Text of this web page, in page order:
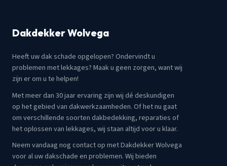
Dakdekker Wolvega
Heeft uw dak schade opgelopen? Ondervindt u
problemen met lekkages? Maak u geen zorgen, want wij
zijn er om u te helpen!
Met meer dan 30 jaar ervaring zijn wij dé deskundigen
op het gebied van dakwerkzaamheden. Of het nu gaat
om verschillende soorten dakbedekking, reparaties of
het oplossen van lekkages, wij staan altijd voor u klaar.
Neem vandaag nog contact op met Dakdekker Wolvega
voor al uw dakschade en problemen. Wij bieden